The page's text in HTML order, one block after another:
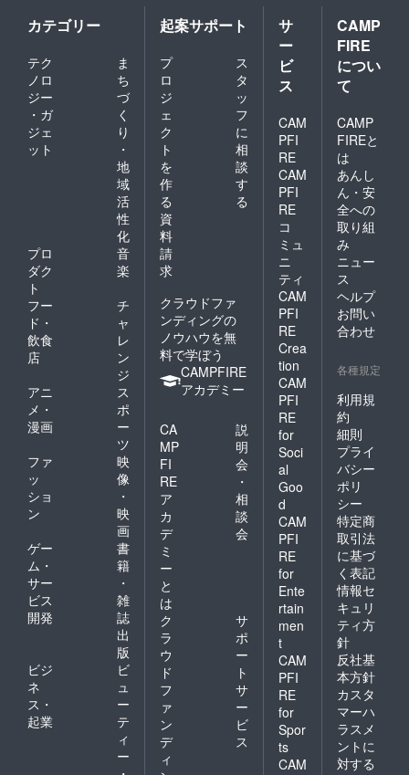
カテゴリー
テク
ノロ
ジー
・ガ
ジェ
ット
ま
ち
づ
く
り
・
地
域
活
性
化
プロ
ダク
ト
音
楽
フー
ド・
飲食
店
チ
ャ
レ
ン
ジ
アニ
メ・
漫画
ス
ポ
ー
ツ
ファ
ッ
ショ
ン
映
像
・
映
画
ゲー
ム・
サー
ビス
開発
書
籍
・
雑
誌
出
版
ビジ
ネ
ス・
起業
ビ
ュ
ー
テ
ィ
ー
起案サポート
プ
ロ
ジ
ェ
ク
ト
を
作
る
ス
タ
ッ
フ
に
相
談
す
る
資
料
請
求
クラウドファ
ンディングの
ノウハウを無
料で学ぼう
CAMPFIRE
アカデミー
CA
MP
FI
RE
ア
カ
デ
ミ
ー
と
は
説
明
会
・
相
談
会
ク
ラ
ウ
ド
フ
ァ
ン
デ
ィ
サ
ポ
ー
ト
サ
ー
ビ
ス
サ
ー
ビ
ス
CAM
PFI
RE
CAM
PFI
RE
コ
ミュ
ニ
ティ
CAM
PFI
RE
Crea
tion
CAM
PFI
RE
for
Soci
al
Goo
d
CAM
PFI
RE
for
Ente
rtain
men
t
CAM
PFI
RE
for
Spor
ts
CAM
CAMP
FIRE
につい
て
CAMP
FIREと
は
あんし
ん・安
全への
取り組
み
ニュー
ス
ヘルプ
お問い
合わせ
各種規定
利用規
約
細則
プライ
バシー
ポリ
シー
特定商
取引法
に基づ
く表記
情報セ
キュリ
ティ方
針
反社基
本方針
カスタ
マーハ
ラスメ
ントに
対する